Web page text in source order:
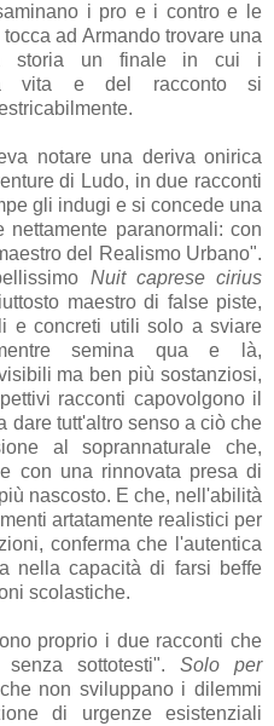
i pro e i contro e le
ad Armando trovare una
storia un finale in cui i
vita e del racconto si
notare una deriva onirica
di Ludo, in due racconti
gli indugi e si concede una
paranormali: con
del Realismo Urbano".
Nuit caprese cirius
maestro di false piste,
e concreti utili solo a sviare
semina qua e là,
ma ben più sostanziosi,
racconti capovolgono il
dare tutt'altro senso a ciò che
al soprannaturale che,
con una rinnovata presa di
nascosto. E che, nell'abilità
artatamente realistici per
conferma che l'autentica
nella capacità di farsi beffe
scolastiche.
proprio i due racconti che
senza sottotesti".Solo per
non sviluppano i dilemmi
di urgenze esistenziali